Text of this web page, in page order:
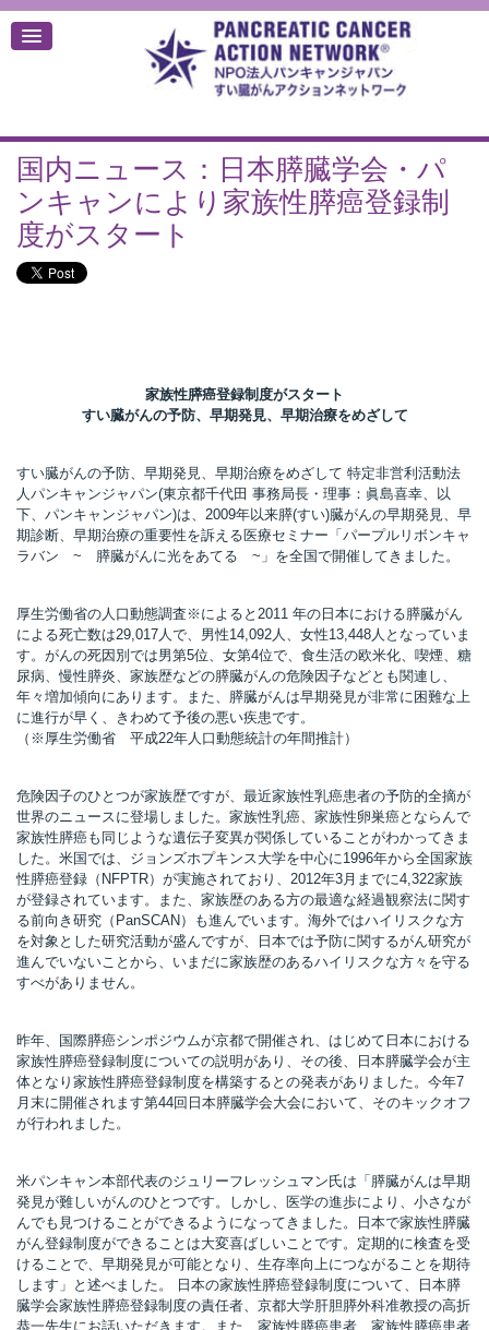
国内ニュース：日本膵臓学会・パ
ンキャンにより家族性膵癌登録制
度がスタート
家族性膵癌登録制度がスタート
すい臓がんの予防、早期発見、早期治療をめざして
すい臓がんの予防、早期発見、早期治療をめざして 特定非営利活動法
人パンキャンジャパン(東京都千代田 事務局長・理事：眞島喜幸、以
下、パンキャンジャパン)は、2009年以来膵(すい)臓がんの早期発見、早
期診断、早期治療の重要性を訴える医療セミナー「パープルリボンキャ
ラバン ~ 膵臓がんに光をあてる ~」を全国で開催してきました。
厚生労働省の人口動態調査※によると2011 年の日本における膵臓がん
による死亡数は29,017人で、男性14,092人、女性13,448人となっていま
す。がんの死因別では男第5位、女第4位で、食生活の欧米化、喫煙、糖
尿病、慢性膵炎、家族歴などの膵臓がんの危険因子などとも関連し、
年々増加傾向にあります。また、膵臓がんは早期発見が非常に困難な上
に進行が早く、きわめて予後の悪い疾患です。
（※厚生労働省 平成22年人口動態統計の年間推計）
危険因子のひとつが家族歴ですが、最近家族性乳癌患者の予防的全摘が
世界のニュースに登場しました。家族性乳癌、家族性卵巣癌とならんで
家族性膵癌も同じような遺伝子変異が関係していることがわかってきま
した。米国では、ジョンズホプキンス大学を中心に1996年から全国家族
性膵癌登録（NFPTR）が実施されており、2012年3月までに4,322家族
が登録されています。また、家族歴のある方の最適な経過観察法に関す
る前向き研究（PanSCAN）も進んでいます。海外ではハイリスクな方
を対象とした研究活動が盛んですが、日本では予防に関するがん研究が
進んでいないことから、いまだに家族歴のあるハイリスクな方々を守る
すべがありません。
昨年、国際膵癌シンポジウムが京都で開催され、はじめて日本における
家族性膵癌登録制度についての説明があり、その後、日本膵臓学会が主
体となり家族性膵癌登録制度を構築するとの発表がありました。今年7
月末に開催されます第44回日本膵臓学会大会において、そのキックオフ
が行われました。
米パンキャン本部代表のジュリーフレッシュマン氏は「膵臓がんは早期
発見が難しいがんのひとつです。しかし、医学の進歩により、小さなが
んでも見つけることができるようになってきました。日本で家族性膵臓
がん登録制度ができることは大変喜ばしいことです。定期的に検査を受
けることで、早期発見が可能となり、生存率向上につながることを期待
します」と述べました。 日本の家族性膵癌登録制度について、日本膵
臓学会家族性膵癌登録制度の責任者、京都大学肝胆膵外科准教授の高折
恭一先生にお話いただきます。また、家族性膵癌患者、家族性膵癌患者